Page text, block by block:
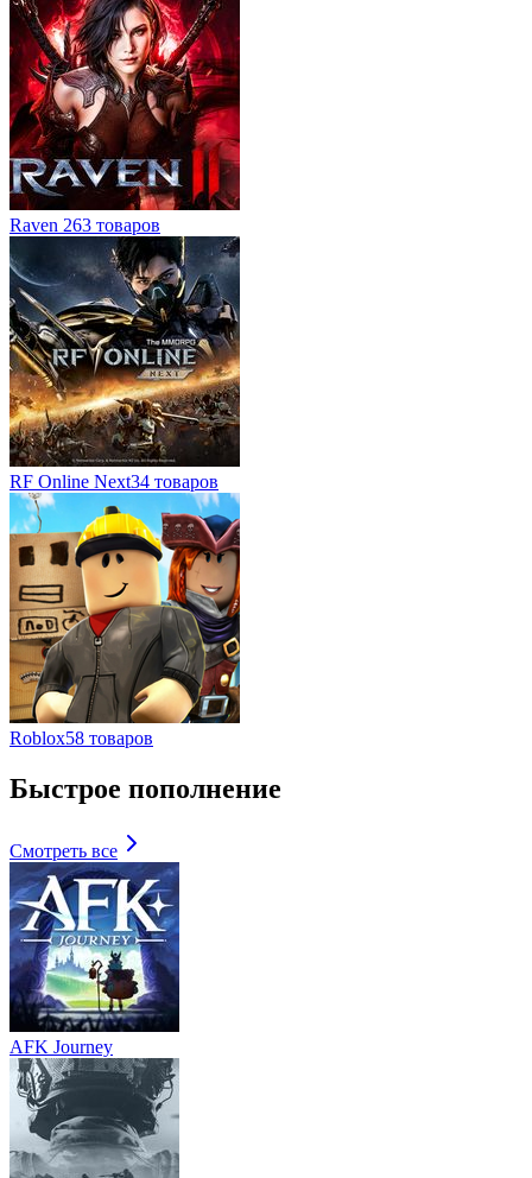
Raven 263 товаров
RF Online Next34 товаров
Roblox58 товаров
Быстрое пополнение
Смотреть все
AFK Journey